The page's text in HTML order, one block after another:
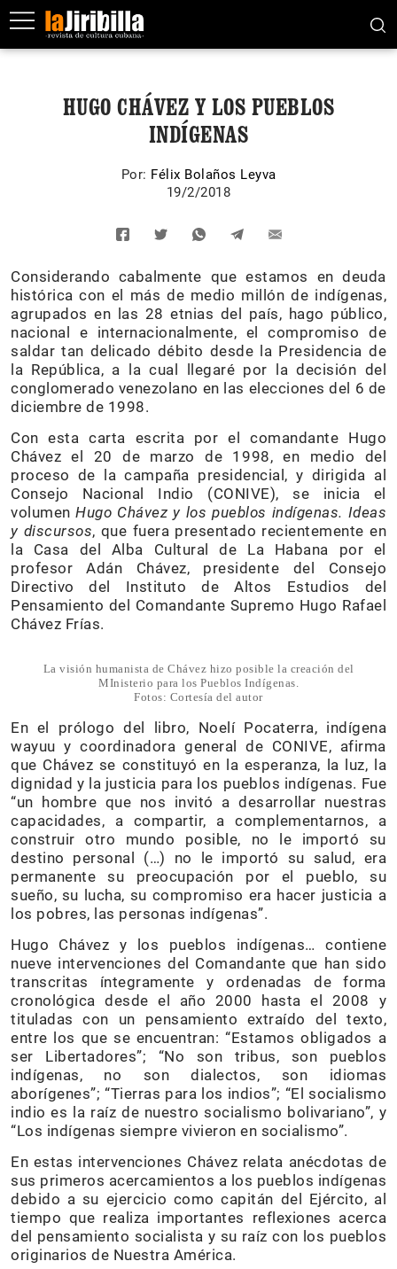
HUGO CHÁVEZ Y LOS PUEBLOS
INDÍGENAS
Por: Félix Bolaños Leyva
19/2/2018
Considerando cabalmente que estamos en deuda
histórica con el más de medio millón de indígenas,
agrupados en las 28 etnias del país, hago público,
nacional e internacionalmente, el compromiso de
saldar tan delicado débito desde la Presidencia de
la República, a la cual llegaré por la decisión del
conglomerado venezolano en las elecciones del 6 de
diciembre de 1998.
Con esta carta escrita por el comandante Hugo
Chávez el 20 de marzo de 1998, en medio del
proceso de la campaña presidencial, y dirigida al
Consejo Nacional Indio (CONIVE), se inicia el
volumenHugo Chávez y los pueblos indígenas. Ideas
y discursos, que fuera presentado recientemente en
la Casa del Alba Cultural de La Habana por el
profesor Adán Chávez, presidente del Consejo
Directivo del Instituto de Altos Estudios del
Pensamiento del Comandante Supremo Hugo Rafael
Chávez Frías.
La visión humanista de Chávez hizo posible la creación del
MInisterio para los Pueblos Indígenas.
Fotos: Cortesía del autor
En el prólogo del libro, Noelí Pocaterra, indígena
wayuu y coordinadora general de CONIVE, afirma
que Chávez se constituyó en la esperanza, la luz, la
dignidad y la justicia para los pueblos indígenas. Fue
“un hombre que nos invitó a desarrollar nuestras
capacidades, a compartir, a complementarnos, a
construir otro mundo posible, no le importó su
destino personal (…) no le importó su salud, era
permanente su preocupación por el pueblo, su
sueño, su lucha, su compromiso era hacer justicia a
los pobres, las personas indígenas”.
Hugo Chávez y los pueblos indígenas… contiene
nueve intervenciones del Comandante que han sido
transcritas íntegramente y ordenadas de forma
cronológica desde el año 2000 hasta el 2008 y
tituladas con un pensamiento extraído del texto,
entre los que se encuentran: “Estamos obligados a
ser Libertadores”; “No son tribus, son pueblos
indígenas, no son dialectos, son idiomas
aborígenes”; “Tierras para los indios”; “El socialismo
indio es la raíz de nuestro socialismo bolivariano”, y
“Los indígenas siempre vivieron en socialismo”.
En estas intervenciones Chávez relata anécdotas de
sus primeros acercamientos a los pueblos indígenas
debido a su ejercicio como capitán del Ejército, al
tiempo que realiza importantes reflexiones acerca
del pensamiento socialista y su raíz con los pueblos
originarios de Nuestra América.